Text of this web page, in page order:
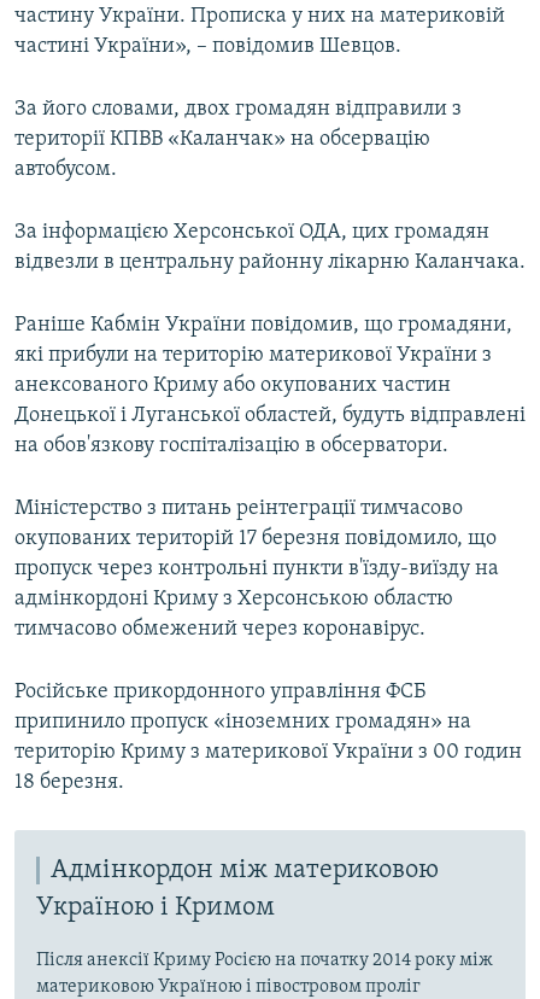
частину України. Прописка у них на материковій
частині України», – повідомив Шевцов.
За його словами, двох громадян відправили з
території КПВВ «Каланчак» на обсервацію
автобусом.
За інформацією Херсонської ОДА, цих громадян
відвезли в центральну районну лікарню Каланчака.
Раніше Кабмін України повідомив, що громадяни,
які прибули на територію материкової України з
анексованого Криму або окупованих частин
Донецької і Луганської областей, будуть відправлені
на обов'язкову госпіталізацію в обсерватори.
Міністерство з питань реінтеграції тимчасово
окупованих територій 17 березня повідомило, що
пропуск через контрольні пункти в'їзду-виїзду на
адмінкордоні Криму з Херсонською областю
тимчасово обмежений через коронавірус.
Російське прикордонного управління ФСБ
припинило пропуск «іноземних громадян» на
територію Криму з материкової України з 00 годин
18 березня.
Адмінкордон між материковою
Україною і Кримом
Після анексії Криму Росією на початку 2014 року між
материковою Україною і півостровом проліг